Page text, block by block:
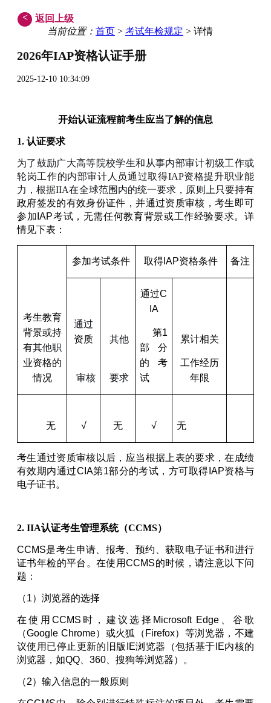
<
返回上级
当前位置： 首页 > 考试年检规定 > 详情
2026年IAP资格认证手册
2025-12-10 10:34:09
开始认证流程前考生应当了解的信息
1. 认证要求
为了鼓励广大高等院校学生和从事内部审计初级工作或
轮岗工作的内部审计人员通过取得IAP资格提升职业能
力，根据IIA在全球范围内的统一要求，原则
上只要持有
政府签发的有效身份证件，并通过资质审核，考生即可
参加IAP考试，无需任何教育背景或工作经验要求。详
情见下表：
考生教育
背景或持
有其他职
业资格的
情况
参加考试条件 取得IAP资格条件 备注
通过
资质
审核
其他
要求
通过C
IA
第1
部分
的考
试
累计相关
工作经历
年限
无 √ 无 √ 无
考生通过资质审核以后，应当根据上表的要求，在成绩
有效期内通过CIA第1部分的考试，方可取得IAP资格与
电子证书。
2. IIA认证考生管理系统（CCMS）
CCMS是考生申请、报考、预约、获取电子证书和进行
证书年检的平台。在使用CCMS的时候，请注意以下问
题：
（1）浏览器的选择
在使用CCMS时，建议选择Microsoft Edge、谷歌
（Google Chrome）或火狐（Firefox）等浏览器，不建
议使用已停止更新的旧版IE浏览器（包括基于IE内核的
浏览器，如QQ、360、搜狗等浏览器）。
（2）输入信息的一般原则